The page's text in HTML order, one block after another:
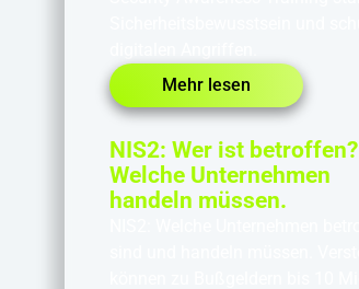
Mehr lesen
NIS2: Wer ist betroffen?
Welche Unternehmen
handeln müssen.